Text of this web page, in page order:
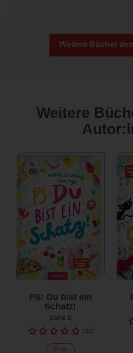
Weitere Bücher
Weitere
PS: Du bist ein
Schatz!
Band 8
(112 )
Print